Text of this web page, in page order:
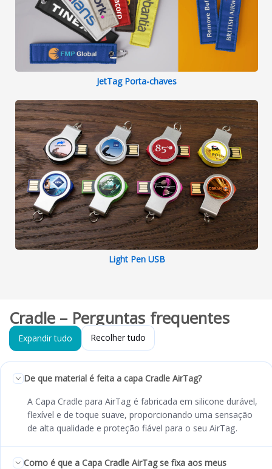
JetTag Porta-chaves
Light Pen USB
Cradle – Perguntas frequentes
Expandir tudo Recolher tudo
De que material é feita a capa Cradle AirTag?
A Capa Cradle para AirTag é fabricada em silicone durável,
flexível e de toque suave, proporcionando uma sensação
de alta qualidade e proteção fiável para o seu AirTag.
Como é que a Capa Cradle AirTag se fixa aos meus